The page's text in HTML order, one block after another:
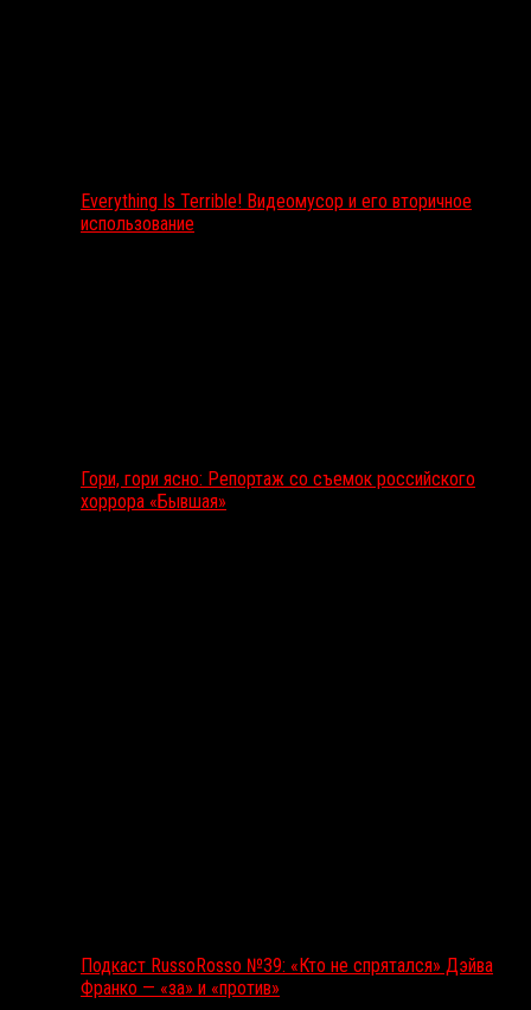
Everything Is Terrible! Видеомусор и его вторичное
использование
Гори, гори ясно: Репортаж со съемок российского
хоррора «Бывшая»
Подкаст RussoRosso №39: «Кто не спрятался» Дэйва
Франко — «за» и «против»